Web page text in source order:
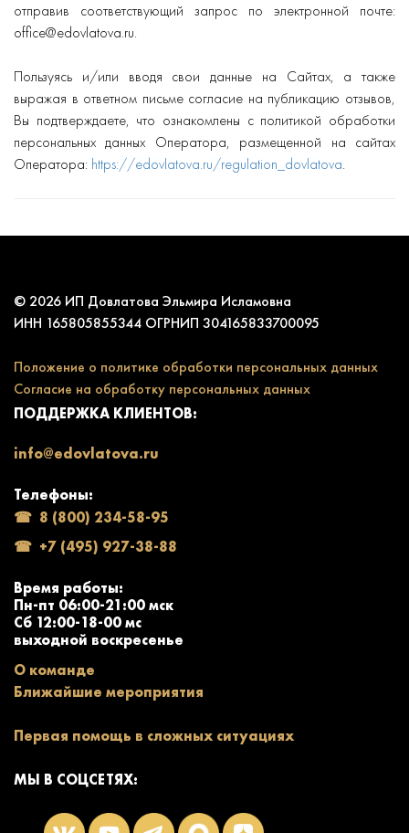
отправив соответствующий запрос по электронной почте:
office@edovlatova.ru.
Пользуясь и/или вводя свои данные на Сайтах, а также
выражая в ответном письме согласие на публикацию отзывов,
Вы подтверждаете, что ознакомлены с политикой обработки
персональных данных Оператора, размещенной на сайтах
Оператора: https://edovlatova.ru/regulation_dovlatova.
© 2026 ИП Довлатова Эльмира Исламовна
ИНН 165805855344 ОГРНИП 304165833700095
Положение о политике обработки персональных данных
Согласие на обработку персональных данных
ПОДДЕРЖКА КЛИЕНТОВ:
info@edovlatova.ru
Телефоны:
8 (800) 234-58-95
+7 (495) 927-38-88
Время работы:
Пн-пт 06:00-21:00 мск
Сб 12:00-18-00 мс
выходной воскресенье
О команде
Ближайшие мероприятия
Первая помощь в сложных ситуациях
МЫ В СОЦСЕТЯХ: